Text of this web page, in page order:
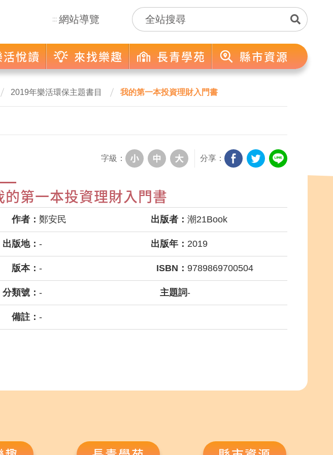
::: 網站導覽
活悅讀 來找樂趣 長青學苑 縣市資源
2019年樂活環保主題書目 我的第一本投資理財入門書
字級： 分享：
的第一本投資理財入門書
作者： 鄭安民 出版者： 潮21Book
出版地： - 出版年： 2019
版本： - ISBN： 9789869700504
分類號： - 主題詞-
備註： -